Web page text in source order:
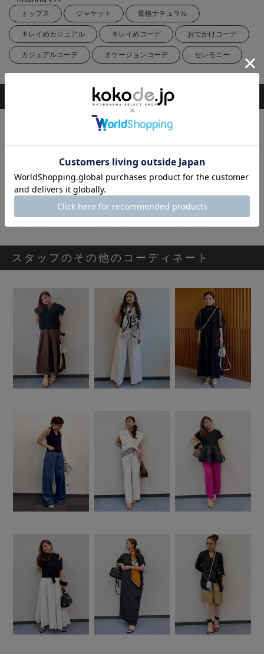
トップス ジャケット 骨格ナチュラル
キレイめカジュアル キレイめコーデ おでかけコーデ
カジュアルコーデ オケージョンコーデ セレモニー
[Re:EDIT]ボウタイブラウス [AMOMMA]ピンドットシースルーロングT
スタッフのその他のコーディネート